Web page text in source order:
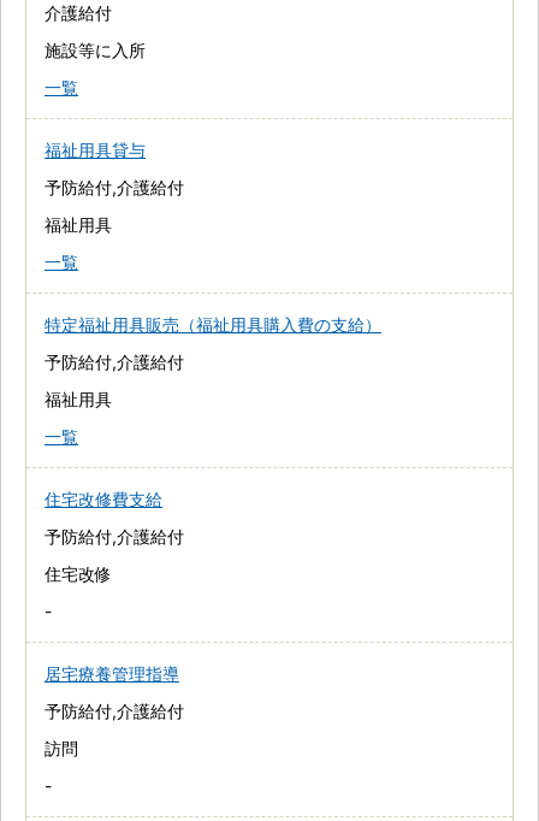
介護給付
施設等に入所
一覧
福祉用具貸与
予防給付,介護給付
福祉用具
一覧
特定福祉用具販売（福祉用具購入費の支給）
予防給付,介護給付
福祉用具
一覧
住宅改修費支給
予防給付,介護給付
住宅改修
-
居宅療養管理指導
予防給付,介護給付
訪問
-